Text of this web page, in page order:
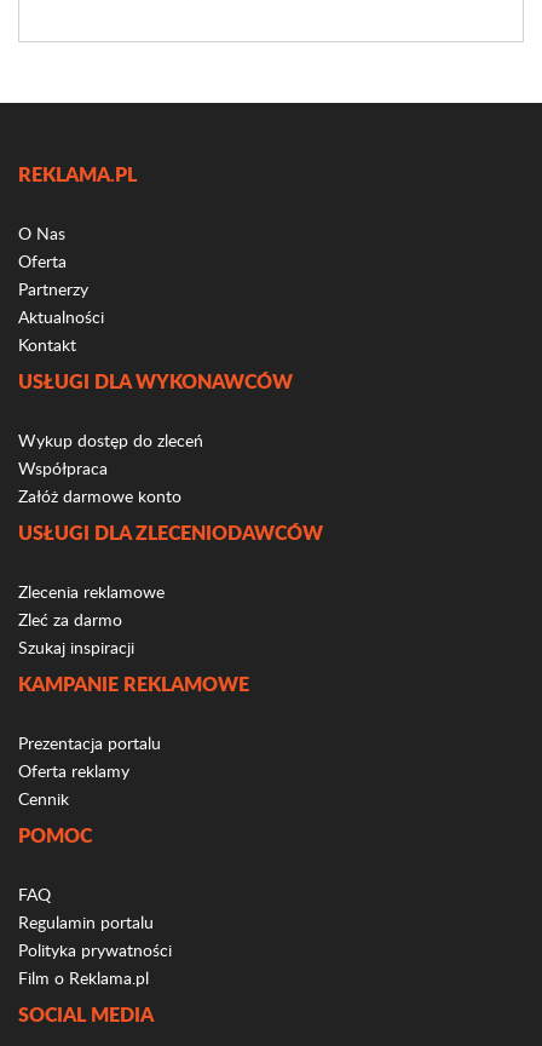
REKLAMA.PL
O Nas
Oferta
Partnerzy
Aktualności
Kontakt
USŁUGI DLA WYKONAWCÓW
Wykup dostęp do zleceń
Współpraca
Załóż darmowe konto
USŁUGI DLA ZLECENIODAWCÓW
Zlecenia reklamowe
Zleć za darmo
Szukaj inspiracji
KAMPANIE REKLAMOWE
Prezentacja portalu
Oferta reklamy
Cennik
POMOC
FAQ
Regulamin portalu
Polityka prywatności
Film o Reklama.pl
SOCIAL MEDIA